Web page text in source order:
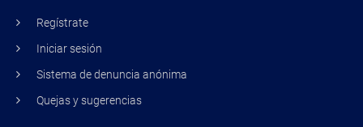
Regístrate
Iniciar sesión
Sistema de denuncia anónima
Quejas y sugerencias